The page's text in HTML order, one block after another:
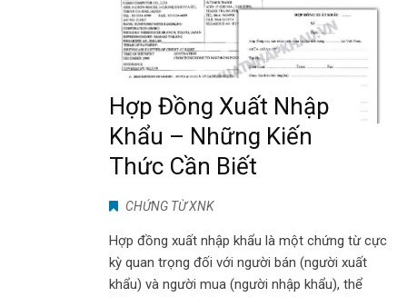
Hợp Đồng Xuất Nhập
Khẩu – Những Kiến
Thức Cần Biết
CHỨNG TỪ XNK
Hợp đồng xuất nhập khẩu là một chứng từ cực
kỳ quan trọng đối với người bán (người xuất
khẩu) và người mua (người nhập khẩu), thể